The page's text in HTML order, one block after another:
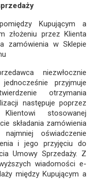
Kupującym a
złożeniu przez Klienta
zamówienia w Sklepie
niezwłocznie
przyjmuje
otrzymania
następuje poprzez
stosowanej
składania zamówienia
oświadczenie
i jego przyjęciu do
Umowy Sprzedaży. Z
wiadomości e-
między Kupującym a